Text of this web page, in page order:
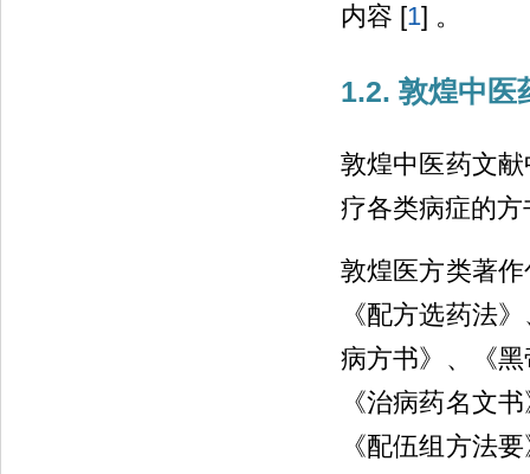
内容 [1] 。
1.2. 敦煌中医
敦煌中医药文
疗各类病症的方
敦煌医方类著
《配方选药法
病方书》、《
《治病药名文
《配伍组方法